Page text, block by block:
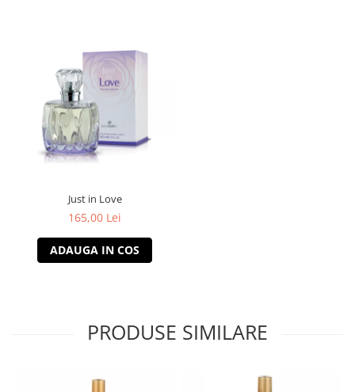
Just in Love
165,00 Lei
ADAUGA IN COS
PRODUSE SIMILARE